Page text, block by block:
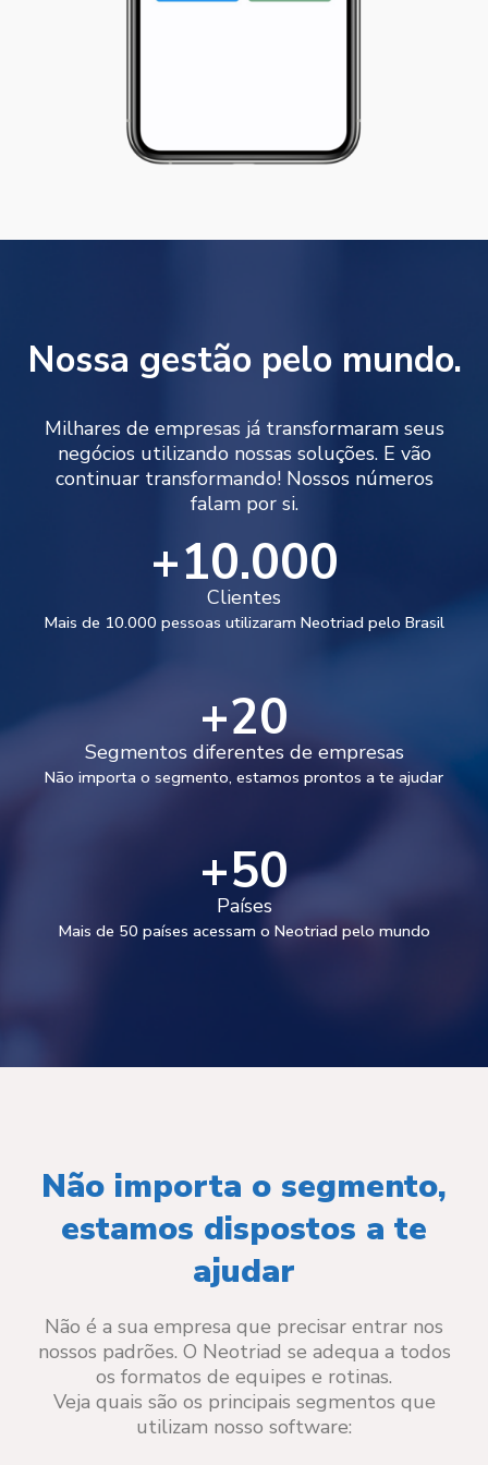
Nossa gestão pelo mundo.
Milhares de empresas já transformaram seus
negócios utilizando nossas soluções. E vão
continuar transformando! Nossos números
falam por si.
Clientes
+10.000
Mais de 10.000 pessoas utilizaram Neotriad pelo Brasil
Segmentos diferentes de empresas
+20
Não importa o segmento, estamos prontos a te ajudar
Países
+50
Mais de 50 países acessam o Neotriad pelo mundo
Não importa o segmento,
estamos dispostos a te
ajudar
Não é a sua empresa que precisar entrar nos
nossos padrões. O Neotriad se adequa a todos
os formatos de equipes e rotinas.
Veja quais são os principais segmentos que
utilizam nosso software: